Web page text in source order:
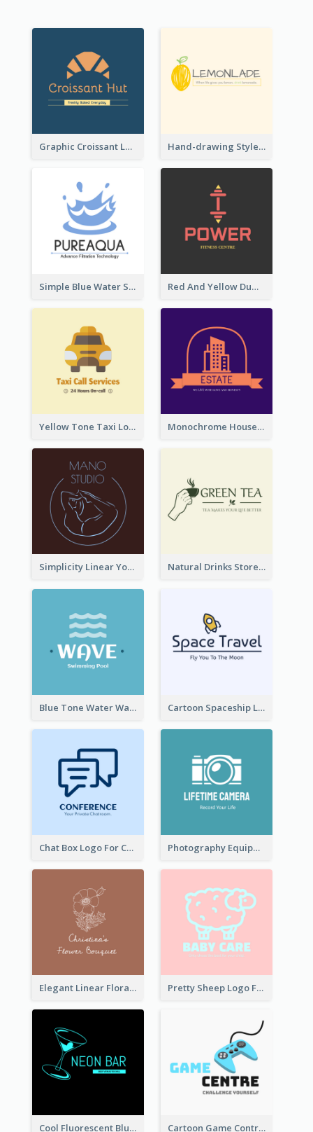
Graphic Croissant Logo For Bakery Hand-drawing Style Fruit Logo
Simple Blue Water Splash Logo Red And Yellow Dumbbell Logo For Fitness Certre
Yellow Tone Taxi Logo For Calling Services Monochrome House Estate Logo
Simplicity Linear Yoga Logo In Monochrome Natural Drinks Store In Monochrome
Blue Tone Water Wave Logo Cartoon Spaceship Logo
Chat Box Logo For Chatroom Services Photography Equipment Graphic Logo In Monochrome
Elegant Linear Floral Logo Pretty Sheep Logo For Baby Care Products
Cool Fluorescent Blue Bar Logo Cartoon Game Controller Logo